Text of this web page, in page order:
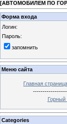
[АВТОМОБИЛЕМ ПО
Форма входа
Логин:
Пароль:
запомнить
Меню сайта
Главная страница
Categories